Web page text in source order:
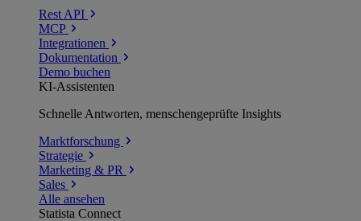
Rest API
MCP
Integrationen
Dokumentation
Demo buchen
KI-Assistenten
Schnelle Antworten, menschengeprüfte Insights
Marktforschung
Strategie
Marketing & PR
Sales
Alle ansehen
Statista Connect